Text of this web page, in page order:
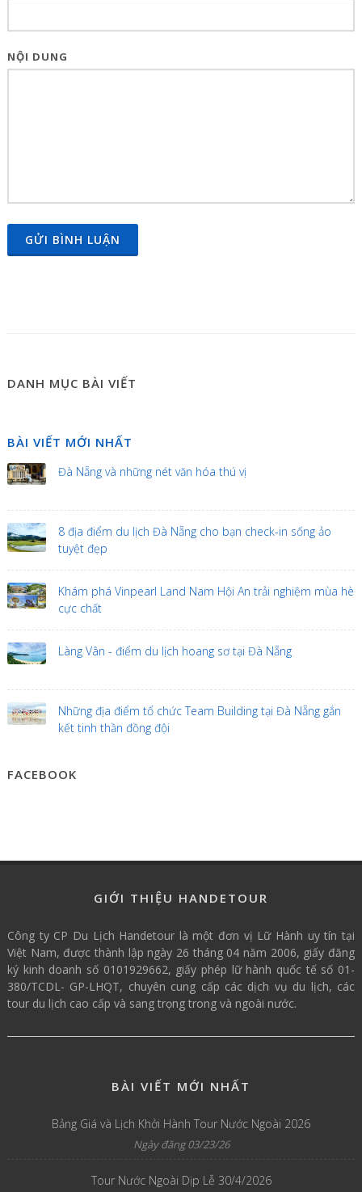
NỘI DUNG
GỬI BÌNH LUẬN
DANH MỤC BÀI VIẾT
BÀI VIẾT MỚI NHẤT
Đà Nẵng và những nét văn hóa thú vị
8 địa điểm du lịch Đà Nẵng cho bạn check-in sống ảo
tuyệt đẹp
Khám phá Vinpearl Land Nam Hội An trải nghiệm mùa hè
cực chất
Làng Vân - điểm du lịch hoang sơ tại Đà Nẵng
Những địa điểm tổ chức Team Building tại Đà Nẵng gắn
kết tinh thần đồng đội
FACEBOOK
GIỚI THIỆU HANDETOUR
Công ty CP Du Lịch Handetour là một đơn vị Lữ Hành uy tín tại
Việt Nam, được thành lập ngày 26 tháng 04 năm 2006, giấy đăng
ký kinh doanh số 0101929662, giấy phép lữ hành quốc tế số 01-
380/TCDL- GP-LHQT, chuyên cung cấp các dịch vụ du lịch, các
tour du lịch cao cấp và sang trọng trong và ngoài nước.
BÀI VIẾT MỚI NHẤT
Bảng Giá và Lịch Khởi Hành Tour Nước Ngoài 2026
Ngày đăng 03/23/26
Tour Nước Ngoài Dịp Lễ 30/4/2026